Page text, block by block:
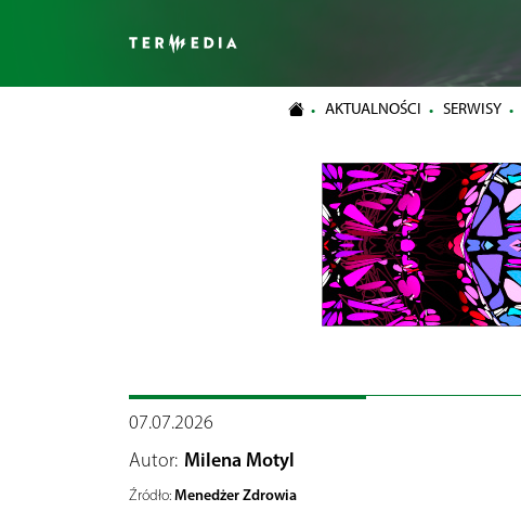
AKTUALNOŚCI SERWISY
07.07.2026
Autor: Milena Motyl
Źródło: Menedżer Zdrowia